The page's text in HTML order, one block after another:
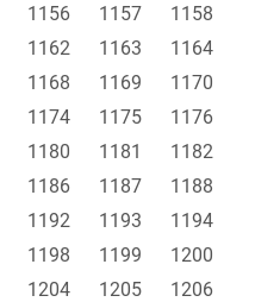
1156 1157
1158
1162 1163
1164
1168 1169
1170
1174 1175
1176
1180 1181
1182
1186 1187
1188
1192 1193
1194
1198 1199
1200
1204 1205
1206